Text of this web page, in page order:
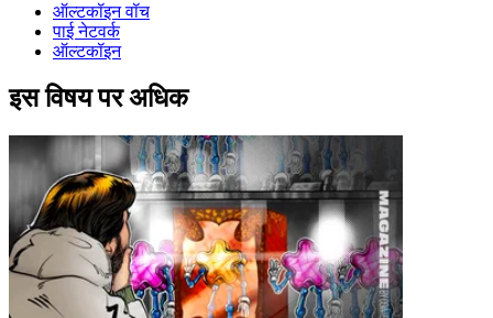
ऑल्टकॉइन वॉच
पाई नेटवर्क
ऑल्टकॉइन
इस विषय पर अधिक